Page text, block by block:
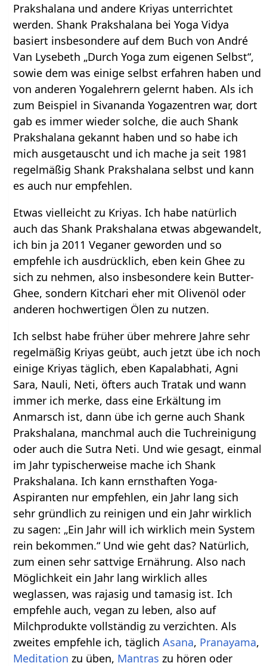
Prakshalana und andere Kriyas unterrichtet
werden. Shank Prakshalana bei Yoga Vidya
basiert insbesondere auf dem Buch von André
Van Lysebeth „Durch Yoga zum eigenen Selbst“,
sowie dem was einige selbst erfahren haben und
von anderen Yogalehrern gelernt haben. Als ich
zum Beispiel in Sivananda Yogazentren war, dort
gab es immer wieder solche, die auch Shank
Prakshalana gekannt haben und so habe ich
mich ausgetauscht und ich mache ja seit 1981
regelmäßig Shank Prakshalana selbst und kann
es auch nur empfehlen.
Etwas vielleicht zu Kriyas. Ich habe natürlich
auch das Shank Prakshalana etwas abgewandelt,
ich bin ja 2011 Veganer geworden und so
empfehle ich ausdrücklich, eben kein Ghee zu
sich zu nehmen, also insbesondere kein Butter-
Ghee, sondern Kitchari eher mit Olivenöl oder
anderen hochwertigen Ölen zu nutzen.
Ich selbst habe früher über mehrere Jahre sehr
regelmäßig Kriyas geübt, auch jetzt übe ich noch
einige Kriyas täglich, eben Kapalabhati, Agni
Sara, Nauli, Neti, öfters auch Tratak und wann
immer ich merke, dass eine Erkältung im
Anmarsch ist, dann übe ich gerne auch Shank
Prakshalana, manchmal auch die Tuchreinigung
oder auch die Sutra Neti. Und wie gesagt, einmal
im Jahr typischerweise mache ich Shank
Prakshalana. Ich kann ernsthaften Yoga-
Aspiranten nur empfehlen, ein Jahr lang sich
sehr gründlich zu reinigen und ein Jahr wirklich
zu sagen: „Ein Jahr will ich wirklich mein System
rein bekommen.“ Und wie geht das? Natürlich,
zum einen sehr sattvige Ernährung. Also nach
Möglichkeit ein Jahr lang wirklich alles
weglassen, was rajasig und tamasig ist. Ich
empfehle auch, vegan zu leben, also auf
Milchprodukte vollständig zu verzichten. Als
zweites empfehle ich, täglichAsana, Pranayama,
Meditation zu üben, Mantras zu hören oder